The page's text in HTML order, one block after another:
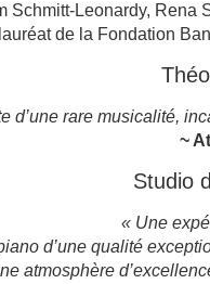
Schmitt-Leonardy,
lauréat de la Fondation
d’une rare musicalité,
~
Studio
« Une
d’une qualité
atmosphère